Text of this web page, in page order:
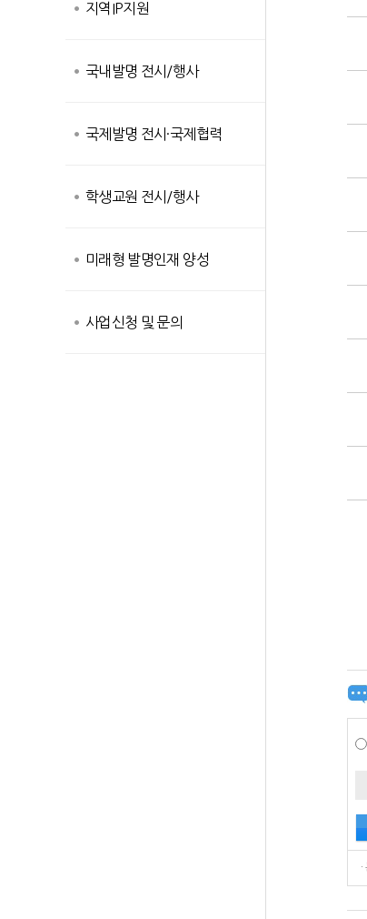
지역IP지원
국내발명 전시/행사
국제발명 전시·국제협력
학생교원 전시/행사
미래형 발명인재 양성
사업신청 및 문의